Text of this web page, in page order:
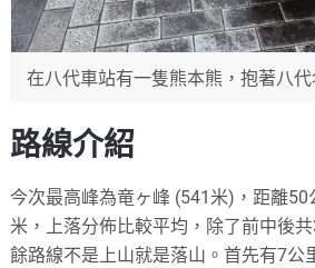
在八代車站有一隻熊本熊，抱著八
路線介紹
今次最高峰為竜ヶ峰 (541米)，距離50
米， 上落分佈比較平均，除了前中後
餘路線不是上山就是落山。首先有7公